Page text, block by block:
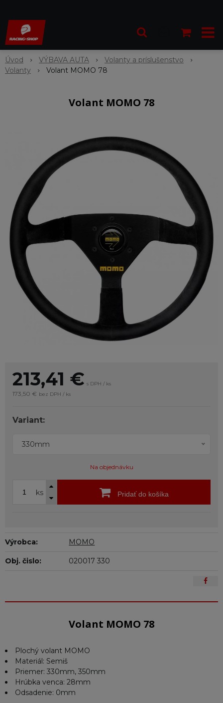
Úvod VÝBAVA AUTA
Volanty a príslušenstvo
Volanty
Volant MOMO 78
Volant MOMO 78
213,41 € s DPH / ks
173,50 € bez DPH / ks
Variant:
330mm
Na objednávku
ks Pridať do košíka
Výrobca: MOMO
Obj. čislo: 020017 330
Volant MOMO 78
Plochý volant MOMO
Materiál: Semiš
Priemer: 330mm, 350mm
Hrúbka venca: 28mm
Odsadenie: 0mm